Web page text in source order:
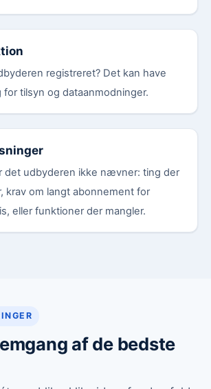
registreret? Det kan have
for tilsyn og dataanmodninger.
det udbyderen ikke nævner: ting der
krav om langt abonnement for
eller funktioner der mangler.
af de bedste